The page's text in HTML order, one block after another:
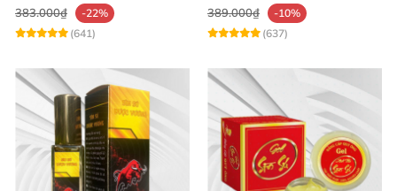
383.000₫
-22%
(641)
389.000₫
-10%
(637)